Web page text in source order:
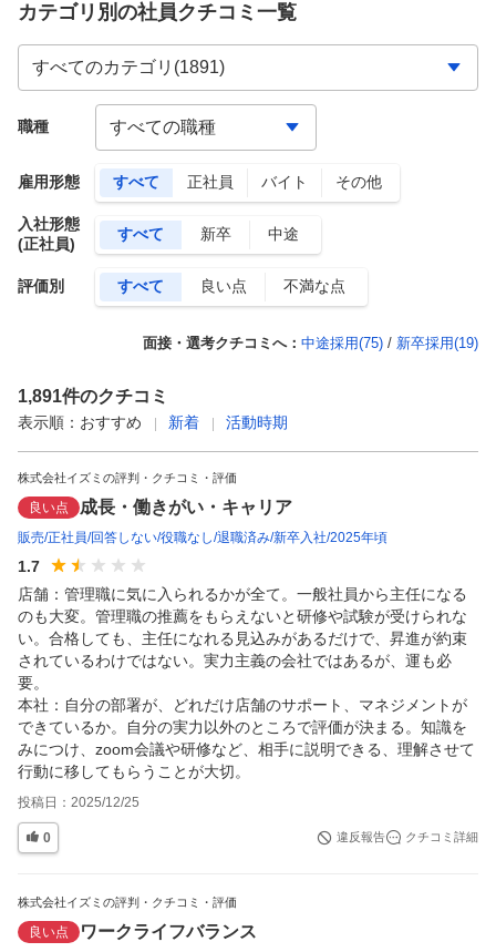
カテゴリ別の社員クチコミ一覧
雇用形態 すべて 正社員 バイト その他
入社形態
(正社員)
すべて 新卒 中途
評価別 すべて 良い点 不満な点
職種
面接・選考クチコミへ： 中途採用(75) / 新卒採用(19)
1,891件のクチコミ
表示順： おすすめ 新着 活動時期
株式会社イズミの評判・クチコミ・評価
良い点 成長・働きがい・キャリア
販売 正社員 回答しない 役職なし 退職済み 新卒入社 2025年頃
1.7
店舗：管理職に気に入られるかが全て。一般社員から主任になる
のも大変。管理職の推薦をもらえないと研修や試験が受けられな
い。合格しても、主任になれる見込みがあるだけで、昇進が約束
されているわけではない。実力主義の会社ではあるが、運も必
要。
本社：自分の部署が、どれだけ店舗のサポート、マネジメントが
できているか。自分の実力以外のところで評価が決まる。知識を
みにつけ、zoom会議や研修など、相手に説明できる、理解させて
行動に移してもらうことが大切。
投稿日： 2025/12/25
0 違反報告 クチコミ詳細
株式会社イズミの評判・クチコミ・評価
良い点 ワークライフバランス